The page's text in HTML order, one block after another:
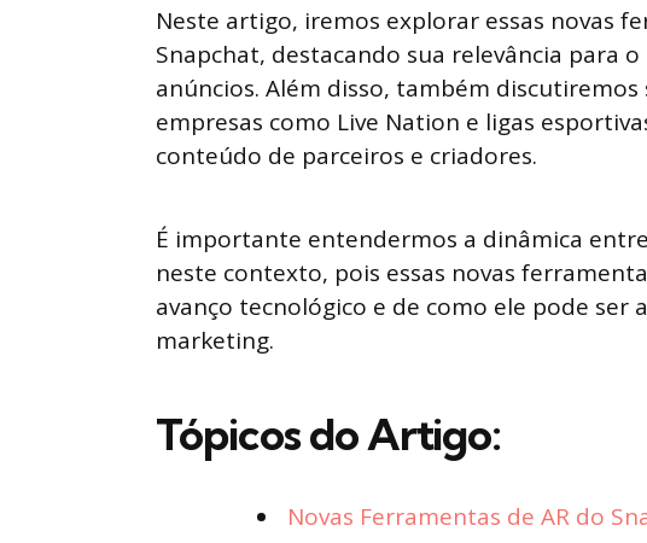
Neste artigo, iremos explorar essas novas
Snapchat, destacando sua relevância para
anúncios. Além disso, também
empresas como Live Nation e ligas
conteúdo de parceiros e criadores.
É importante entendermos a dinâmica
neste contexto, pois essas novas
avanço tecnológico e de como ele pode
marketing.
Tópicos do Artigo:
Novas Ferramentas de AR do